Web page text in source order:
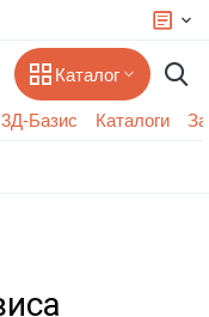
Каталог
3Д-Базис Каталоги